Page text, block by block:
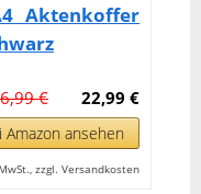
Aktenkoffer
22,99 €
€
Amazon ansehen
zzgl. Versandkosten